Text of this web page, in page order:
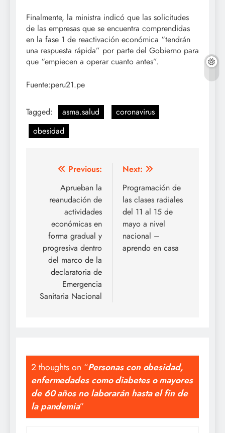
Finalmente, la ministra indicó que las solicitudes
de las empresas que se encuentra comprendidas
en la fase 1 de reactivación económica “tendrán
una respuesta rápida” por parte del Gobierno para
que “empiecen a operar cuanto antes”.
Fuente:peru21.pe
Tagged: asma.salud
coronavirus
obesidad
Navegación
entradas
Previous:
Aprueban la
reanudación de
actividades
económicas en
forma gradual y
progresiva dentro
del marco de la
declaratoria de
Emergencia
Sanitaria Nacional
Next:
Programación de
las clases radiales
del 11 al 15 de
mayo a nivel
nacional –
aprendo en casa
2 thoughts on “Personas con obesidad,
enfermedades como diabetes o mayores
de 60 años no laborarán hasta el fin de
la pandemia”